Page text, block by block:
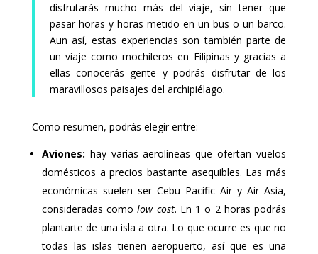
disfrutarás mucho más del viaje, sin tener que
pasar horas y horas metido en un bus o un barco.
Aun así, estas experiencias son también parte de
un viaje como mochileros en Filipinas y gracias a
ellas conocerás gente y podrás disfrutar de los
maravillosos paisajes del archipiélago.
Como resumen, podrás elegir entre:
Aviones: hay varias aerolíneas que ofertan vuelos
domésticos a precios bastante asequibles. Las más
económicas suelen ser Cebu Pacific Air y Air Asia,
consideradas comolow cost. En 1 o 2 horas podrás
plantarte de una isla a otra. Lo que ocurre es que no
todas las islas tienen aeropuerto, así que es una